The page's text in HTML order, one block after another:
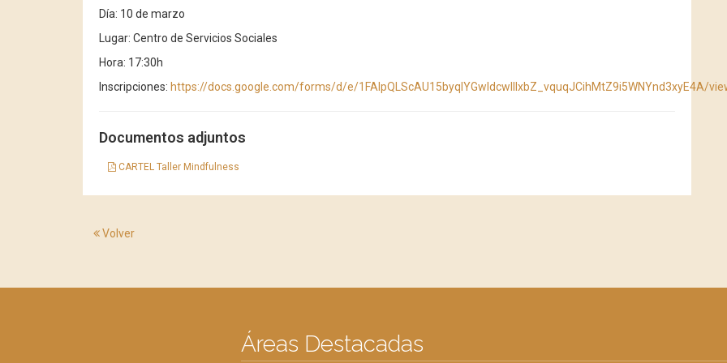
Día: 10 de marzo
Lugar: Centro de Servicios Sociales
Hora: 17:30h
Inscripciones: https://docs.google.com/forms/d/e/1FAIpQLScAU15byqIYGwIdcwIIIxbZ_vquqJCihMtZ9i5WNYnd3xyE4A/
Documentos adjuntos
CARTEL Taller Mindfulness
Volver
Áreas Destacadas